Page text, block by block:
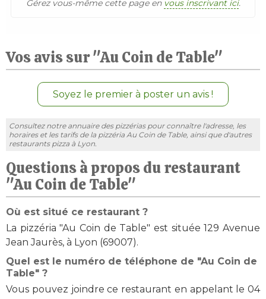
Gérez vous-même cette page en vous inscrivant ici.
Vos avis sur "Au Coin de Table"
Soyez le premier à poster un avis !
Consultez notre annuaire des pizzérias pour connaître l'adresse, les
horaires et les tarifs de la pizzéria Au Coin de Table, ainsi que d'autres
restaurants pizza à Lyon.
Questions à propos du restaurant
"Au Coin de Table"
Où est situé ce restaurant ?
La pizzéria "Au Coin de Table" est située 129 Avenue
Jean Jaurès, à Lyon (69007).
Quel est le numéro de téléphone de "Au Coin de
Table" ?
Vous pouvez joindre ce restaurant en appelant le 04